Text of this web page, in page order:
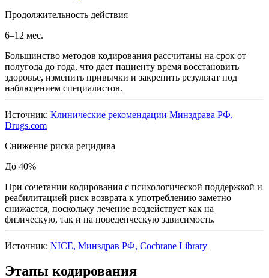
Продолжительность действия
6–12 мес.
Большинство методов кодирования рассчитаны на срок от
полугода до года, что дает пациенту время восстановить
здоровье, изменить привычки и закрепить результат под
наблюдением специалистов.
Источник: Клинические рекомендации Минздрава РФ,
Drugs.com
Снижение риска рецидива
До 40%
При сочетании кодирования с психологической поддержкой и
реабилитацией риск возврата к употреблению заметно
снижается, поскольку лечение воздействует как на
физическую, так и на поведенческую зависимость.
Источник: NICE, Минздрав РФ, Cochrane Library
Этапы кодирования